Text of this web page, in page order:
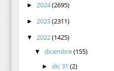
► 2024(2695)
► 2023(2311)
▼ 2022(1425)
▼ dicembre(155)
►dic 31(2)